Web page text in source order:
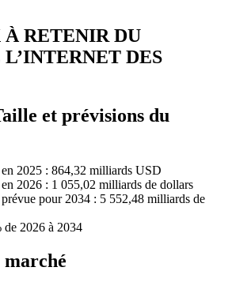
RETENIR DU
DES
et prévisions du
2025 : 864,32 milliards USD
2026 : 1 055,02 milliards de dollars
pour 2034 : 5 ​​552,48 milliards de
2026 à 2034